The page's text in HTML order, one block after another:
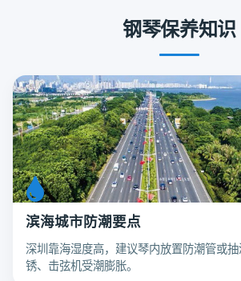
钢琴保养知识
滨海城市防潮要点
深圳靠海湿度高，建议琴内放置防潮管或
锈、击弦机受潮膨胀。